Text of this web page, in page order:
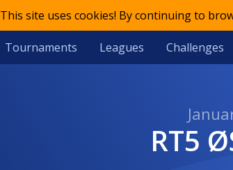
This site uses cookies! By continuing to
Tournaments Leagues Challenges
RT5